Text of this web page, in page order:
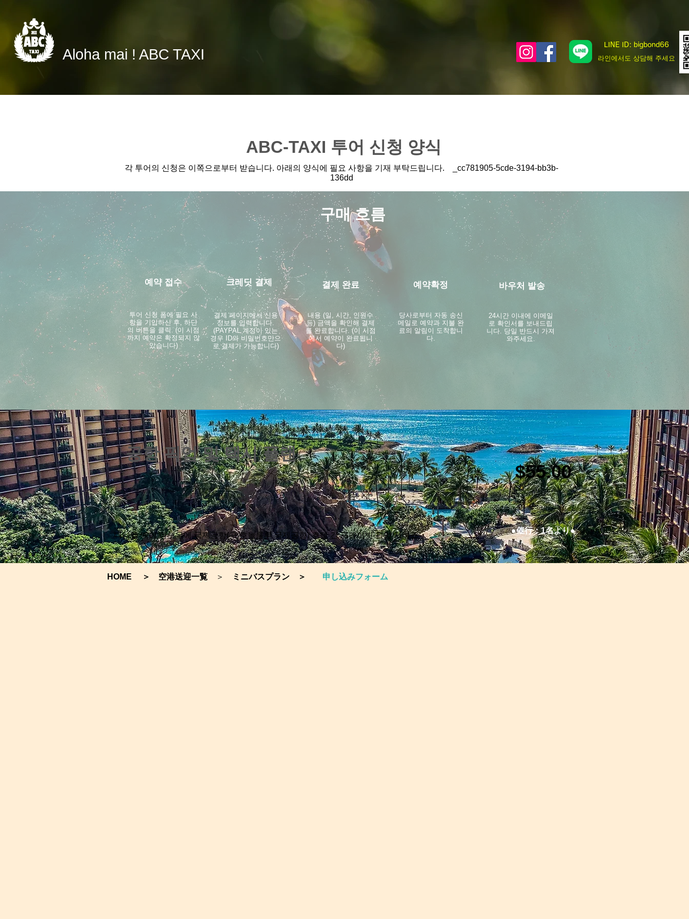
Aloha mai ! ABC TAXI
LINE ID: bigbond66
​라인에서도 상담해 주세요
ABC-TAXI 투어 신청 양식
각 투어의 신청은 이쪽으로부터 받습니다. 아래의 양식에 필요 사항을 기재 부탁드립니다. _cc781905-5cde-3194-bb3b-
136dd
구매 흐름
예약 접수 크레딧 결제 결제 완료 예약확정 바우처 발송
투어 신청 폼에 필요 사
항을 기입하신 후, 하단
의 버튼을 클릭. (이 시점
까지 예약은 확정되지 않
았습니다)
결제 페이지에서 신용
정보를 입력합니다.
(PAYPAL 계정이 있는
경우 ID와 비밀번호만으
로 결제가 가능합니다)
내용 (일, 시간, 인원수
등) 금액을 확인해 결제
를 완료합니다. (이 시점
에서 예약이 완료됩니
다)
​당사로부터 자동 송신
메일로 예약과 지불 완
료의 알림이 도착합니
다.
24시간 이내에 이메일
로 확인서를 보내드립
니다. 당일 반드시 가져
와주세요.
공항 픽업 및 택시 플랜
다니엘 케이 이노우에 국제공항(구 호놀룰루 국제공항) 호텔 간 프라이빗 픽업 서비스
$55.00
●催行：1名より●
HOME ＞ 空港送迎一覧 ＞ ミニバスプラン ＞ 申し込みフォーム